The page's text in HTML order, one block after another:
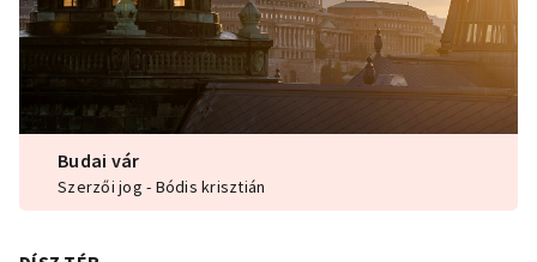
Budai vár
Szerzői jog - Bódis krisztián